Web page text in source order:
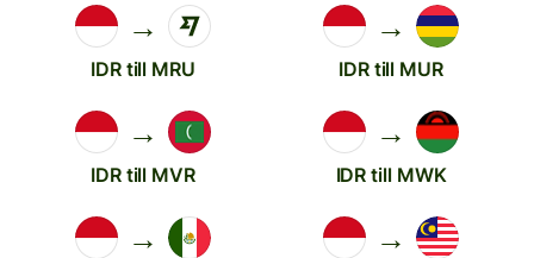
→
IDR till MRU
→
IDR till MUR
→
IDR till MVR
→
IDR till MWK
→ →